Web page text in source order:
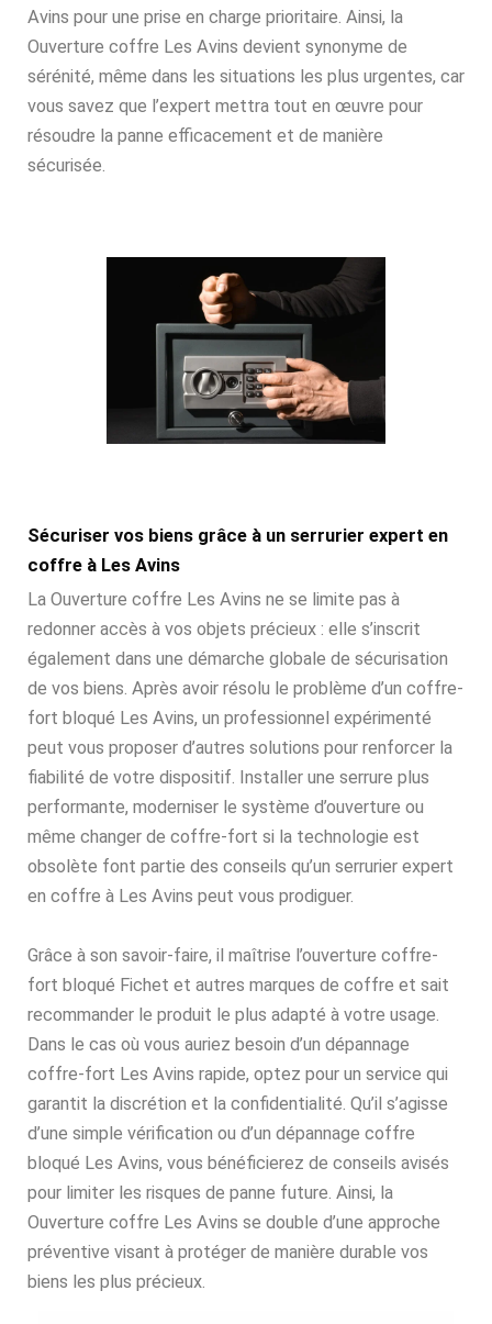
Avins pour une prise en charge prioritaire. Ainsi, la
Ouverture coffre Les Avins devient synonyme de
sérénité, même dans les situations les plus urgentes, car
vous savez que l’expert mettra tout en œuvre pour
résoudre la panne efficacement et de manière
sécurisée.
Sécuriser vos biens grâce à un serrurier expert en
coffre à Les Avins
La Ouverture coffre Les Avins ne se limite pas à
redonner accès à vos objets précieux : elle s’inscrit
également dans une démarche globale de sécurisation
de vos biens. Après avoir résolu le problème d’un coffre-
fort bloqué Les Avins, un professionnel expérimenté
peut vous proposer d’autres solutions pour renforcer la
fiabilité de votre dispositif. Installer une serrure plus
performante, moderniser le système d’ouverture ou
même changer de coffre-fort si la technologie est
obsolète font partie des conseils qu’un serrurier expert
en coffre à Les Avins peut vous prodiguer.
Grâce à son savoir-faire, il maîtrise l’ouverture coffre-
fort bloqué Fichet et autres marques de coffre et sait
recommander le produit le plus adapté à votre usage.
Dans le cas où vous auriez besoin d’un dépannage
coffre-fort Les Avins rapide, optez pour un service qui
garantit la discrétion et la confidentialité. Qu’il s’agisse
d’une simple vérification ou d’un dépannage coffre
bloqué Les Avins, vous bénéficierez de conseils avisés
pour limiter les risques de panne future. Ainsi, la
Ouverture coffre Les Avins se double d’une approche
préventive visant à protéger de manière durable vos
biens les plus précieux.